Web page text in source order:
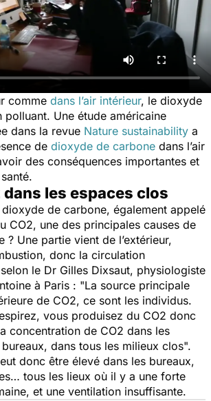
comme dans l’air intérieur, le dioxyde
polluant. Une étude américaine
dans la revue Nature sustainability a
de dioxyde de carbone dans l’air
des conséquences importantes et
dans les espaces clos
dioxyde de carbone, également appelé
CO2, une des principales causes de
? Une partie vient de l’extérieur,
donc la circulation
le Dr Gilles Dixsaut, physiologiste
à Paris : "La source principale
de CO2, ce sont les individus.
vous produisez du CO2 donc
concentration de CO2 dans les
dans tous les milieux clos".
donc être élevé dans les bureaux,
tous les lieux où il y a une forte
et une ventilation insuffisante.